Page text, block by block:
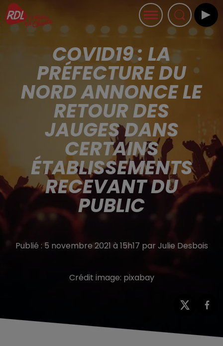
COVID19 : LA
PRÉFECTURE DU
NORD ANNONCE LE
RETOUR DES
JAUGES DANS
CERTAINS
ÉTABLISSEMENTS
RECEVANT DU
PUBLIC
Publié : 5 novembre 2021 à 15h17 par Julie Desbois
Crédit image: pixabay